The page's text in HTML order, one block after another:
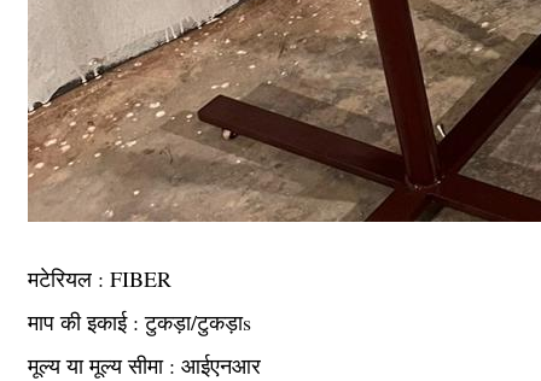
मटेरियल : FIBER
माप की इकाई : टुकड़ा/टुकड़ाs
मूल्य या मूल्य सीमा : आईएनआर